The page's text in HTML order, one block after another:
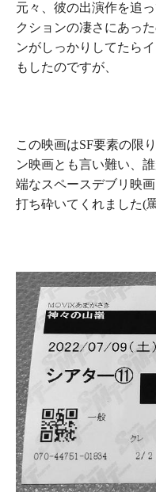
元々、彼の出演作を追
クションの凄さにあっ
ンがしっかりしてたらイ
もしたのですが、
この映画はSF要素の限
ン映画とも言い難い、
端なスペースデブリ映画
打ち砕いてくれました(